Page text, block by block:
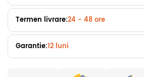
Termen livrare:24 - 48 ore
Garantie:12 luni